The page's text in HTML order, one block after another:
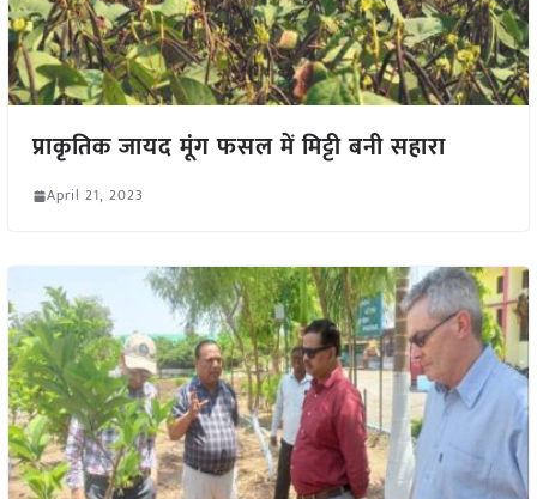
प्राकृतिक जायद मूंग फसल में मिट्टी बनी सहारा
April 21, 2023